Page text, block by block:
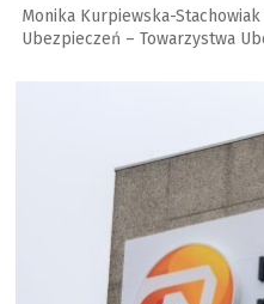
Monika Kurpiewska-Stachowiak
Ubezpieczeń – Towarzystwa